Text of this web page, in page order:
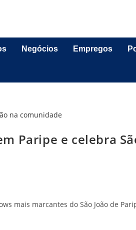
Negócios Empregos
Paripe e celebra
mais marcantes do São João de